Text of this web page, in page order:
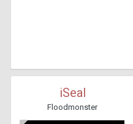
iSeal
Floodmonster